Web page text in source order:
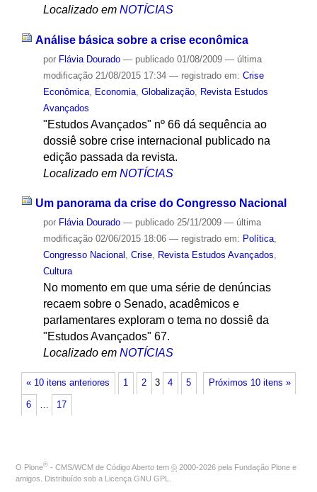
Localizado em NOTÍCIAS
Análise básica sobre a crise econômica
por Flávia Dourado — publicado01/08/2009 — última
modificação21/08/2015 17:34 — registrado em: Crise
Econômica, Economia, Globalização, Revista Estudos
Avançados
"Estudos Avançados" nº 66 dá sequência ao
dossiê sobre crise internacional publicado na
edição passada da revista.
Localizado em NOTÍCIAS
Um panorama da crise do Congresso Nacional
por Flávia Dourado — publicado25/11/2009 — última
modificação02/06/2015 18:06 — registrado em: Política,
Congresso Nacional , Crise, Revista Estudos Avançados,
Cultura
No momento em que uma série de denúncias
recaem sobre o Senado, acadêmicos e
parlamentares exploram o tema no dossiê da
"Estudos Avançados" 67.
Localizado em NOTÍCIAS
« 10 itens anteriores Próximos 10 itens »
1 2 3 4 5
6 … 17
O Plone® - CMS/WCM de Código Aberto tem © 2000-2026 pela Fundação Plone e
amigos. Distribuído sob a Licença GNU GPL